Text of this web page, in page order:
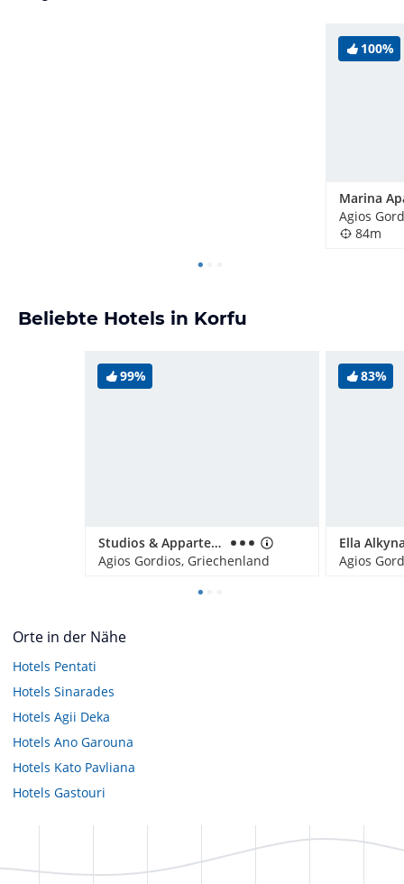
100%
Marina
Agios
84m
Beliebte Hotels in Korfu
99%
Studios & Appartements Belvedere
Agios Gordios, Griechenland
83%
Ella
Agios
Orte in der Nähe
Hotels Pentati
Hotels Sinarades
Hotels Agii Deka
Hotels Ano Garouna
Hotels Kato Pavliana
Hotels Gastouri